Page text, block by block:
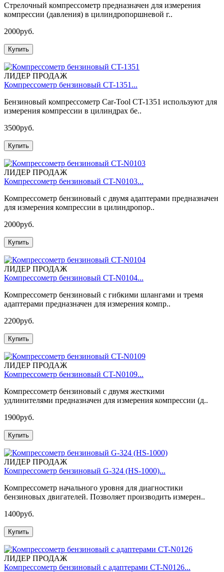
Стрелочный компрессометр предназначен для измерения
компрессии (давления) в цилиндропоршневой г..
2000руб.
Купить
ЛИДЕР ПРОДАЖ
Компрессометр бензиновый CT-1351...
Бензиновый компрессометр Car-Tool CT-1351 используют для
измерения компрессии в цилиндрах бе..
3500руб.
Купить
ЛИДЕР ПРОДАЖ
Компрессометр бензиновый CT-N0103...
Компрессометр бензиновый с двумя адаптерами предназначен
для измерения компрессии в цилиндропор..
2000руб.
Купить
ЛИДЕР ПРОДАЖ
Компрессометр бензиновый CT-N0104...
Компрессометр бензиновый с гибкими шлангами и тремя
адаптерами предназначен для измерения компр..
2200руб.
Купить
ЛИДЕР ПРОДАЖ
Компрессометр бензиновый CT-N0109...
Компрессометр бензиновый с двумя жесткими
удлинителями предназначен для измерения компрессии (д..
1900руб.
Купить
ЛИДЕР ПРОДАЖ
Компрессометр бензиновый G-324 (HS-1000)...
Компрессометр начального уровня для диагностики
бензиновых двигателей. Позволяет производить измерен..
1400руб.
Купить
ЛИДЕР ПРОДАЖ
Компрессометр бензиновый с адаптерами CT-N0126...